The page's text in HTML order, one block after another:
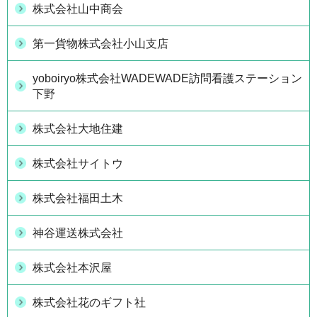
株式会社山中商会
第一貨物株式会社小山支店
yoboiryo株式会社WADEWADE訪問看護ステーション
下野
株式会社大地住建
株式会社サイトウ
株式会社福田土木
神谷運送株式会社
株式会社本沢屋
株式会社花のギフト社